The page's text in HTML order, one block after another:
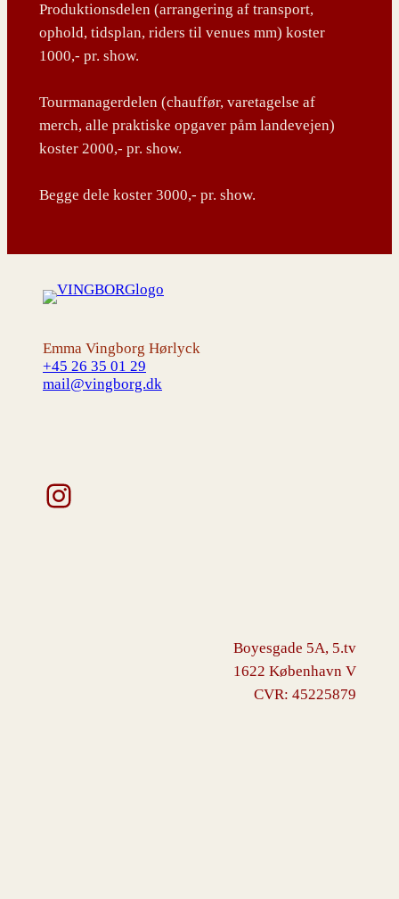
Produktionsdelen (arrangering af transport,
ophold, tidsplan, riders til venues mm) koster
1000,- pr. show.
Tourmanagerdelen (chauffør, varetagelse af
merch, alle praktiske opgaver påm landevejen)
koster 2000,- pr. show.
Begge dele koster 3000,- pr. show.
Emma Vingborg Hørlyck
+45 26 35 01 29
mail@vingborg.dk
Instagram
Boyesgade 5A, 5.tv
1622 København V
CVR: 45225879